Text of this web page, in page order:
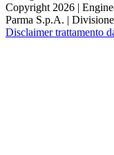
Copyright 2026 |
Parma S.p.A. |
Disclaimer trattamento